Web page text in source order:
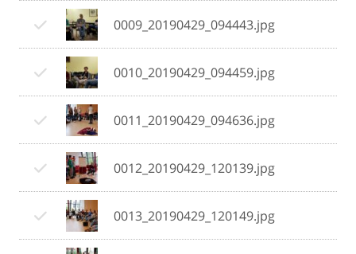
0009_20190429_094443.jpg
0010_20190429_094459.jpg
0011_20190429_094636.jpg
0012_20190429_120139.jpg
0013_20190429_120149.jpg